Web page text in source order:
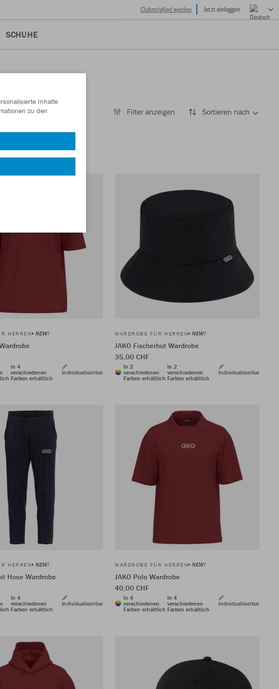
Clubmitglied werden Jetzt einloggen
SCHUHE
Filter anzeigen Sortieren nach
HERREN NEW!
In 4
verschiedenen
Farben erhältlich
Individualisierbar
WARDROBE FÜR HERREN NEW!
JAKO Fischerhut Wardrobe
35,00 CHF
In 2
verschiedenen
Farben erhältlich
In 2
verschiedenen
Farben erhältlich
Individualisierbar
HERREN NEW!
Hose Wardrobe
In 4
verschiedenen
Farben erhältlich
Individualisierbar
WARDROBE FÜR HERREN NEW!
JAKO Polo Wardrobe
40,00 CHF
In 4
verschiedenen
Farben erhältlich
In 4
verschiedenen
Farben erhältlich
Individualisierbar
Inhalte
zu den